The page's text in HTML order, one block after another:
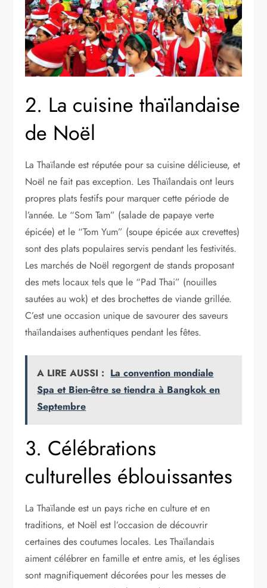
2. La cuisine thaïlandaise
de Noël
La Thaïlande est réputée pour sa cuisine délicieuse, et
Noël ne fait pas exception. Les Thaïlandais ont leurs
propres plats festifs pour marquer cette période de
l’année. Le “Som Tam” (salade de papaye verte
épicée) et le “Tom Yum” (soupe épicée aux crevettes)
sont des plats populaires servis pendant les festivités.
Les marchés de Noël regorgent de stands proposant
des mets locaux tels que le “Pad Thai” (nouilles
sautées au wok) et des brochettes de viande grillée.
C’est une occasion unique de savourer des saveurs
thaïlandaises authentiques pendant les fêtes.
A LIRE AUSSI : La convention mondiale
Spa et Bien-être se tiendra à Bangkok en
Septembre
3. Célébrations
culturelles éblouissantes
La Thaïlande est un pays riche en culture et en
traditions, et Noël est l’occasion de découvrir
certaines des coutumes locales. Les Thaïlandais
aiment célébrer en famille et entre amis, et les églises
sont magnifiquement décorées pour les messes de